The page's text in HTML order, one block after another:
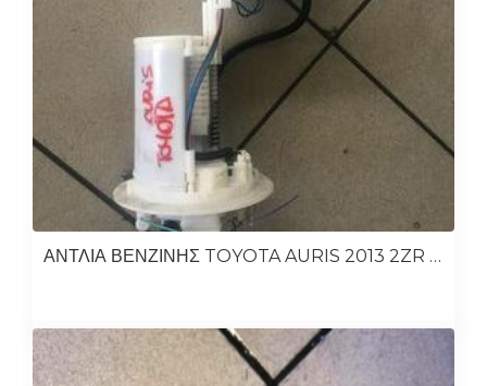
ΑΝΤΛΙΑ ΒΕΝΖΙΝΗΣ TOYOTA AURIS 2013 2ZR 1.8 ΥΒΡΙΔΙΚΟ